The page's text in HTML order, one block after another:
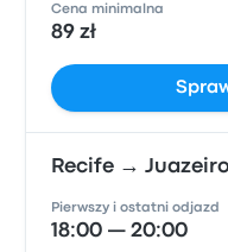
Cena minimalna
89 zł
Recife →
Pierwszy i ostatni odjazd
18:00 — 20:00